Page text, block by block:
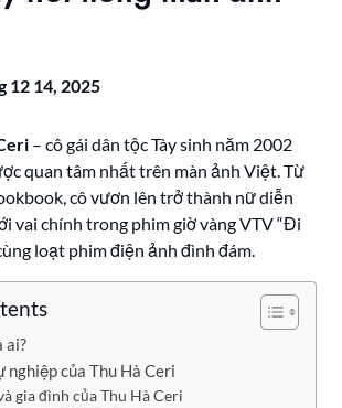
12 14, 2025
– cô gái dân tộc Tày sinh năm 2002
quan tâm nhất trên màn ảnh Việt. Từ
cô vươn lên trở thành nữ diễn
vai chính trong phim giờ vàng VTV “Đi
loạt phim điện ảnh đình đám.
ai?
nghiệp của Thu Hà Ceri
gia đình của Thu Hà Ceri